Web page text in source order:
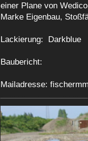
einer Plane von
Marke Eigenbau,
Lackierung: Darkblue
Baubericht:
Mailadresse: